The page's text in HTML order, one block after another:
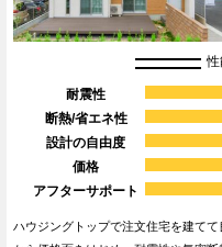
性
耐震性
断熱/省エネ性
設計の自由度
価格
アフターサポート
ハウジングトップで注文住宅を建て